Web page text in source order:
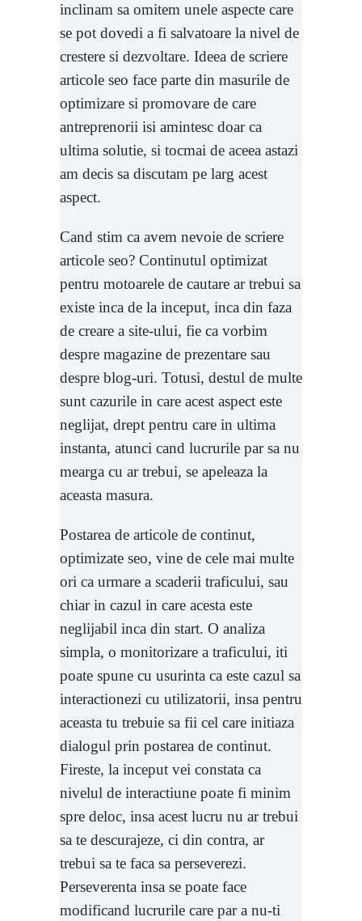
inclinam sa omitem unele aspecte care
se pot dovedi a fi salvatoare la nivel de
crestere si dezvoltare. Ideea de scriere
articole seo face parte din masurile de
optimizare si promovare de care
antreprenorii isi amintesc doar ca
ultima solutie, si tocmai de aceea astazi
am decis sa discutam pe larg acest
aspect.
Cand stim ca avem nevoie de scriere
articole seo? Continutul optimizat
pentru motoarele de cautare ar trebui sa
existe inca de la inceput, inca din faza
de creare a site-ului, fie ca vorbim
despre magazine de prezentare sau
despre blog-uri. Totusi, destul de multe
sunt cazurile in care acest aspect este
neglijat, drept pentru care in ultima
instanta, atunci cand lucrurile par sa nu
mearga cu ar trebui, se apeleaza la
aceasta masura.
Postarea de articole de continut,
optimizate seo, vine de cele mai multe
ori ca urmare a scaderii traficului, sau
chiar in cazul in care acesta este
neglijabil inca din start. O analiza
simpla, o monitorizare a traficului, iti
poate spune cu usurinta ca este cazul sa
interactionezi cu utilizatorii, insa pentru
aceasta tu trebuie sa fii cel care initiaza
dialogul prin postarea de continut.
Fireste, la inceput vei constata ca
nivelul de interactiune poate fi minim
spre deloc, insa acest lucru nu ar trebui
sa te descurajeze, ci din contra, ar
trebui sa te faca sa perseverezi.
Perseverenta insa se poate face
modificand lucrurile care par a nu-ti